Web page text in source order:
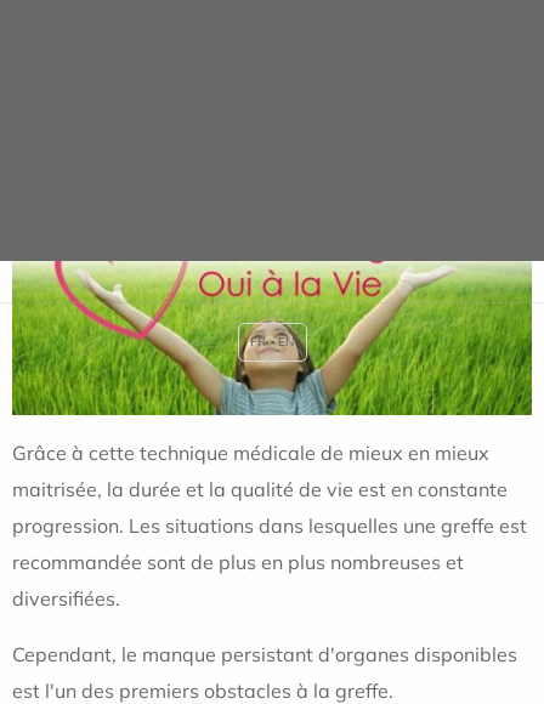
Grâce à cette technique médicale de mieux en mieux
maitrisée, la durée et la qualité de vie est en constante
progression. Les situations dans lesquelles une greffe est
recommandée sont de plus en plus nombreuses et
diversifiées.
Cependant, le manque persistant d'organes disponibles
est l'un des premiers obstacles à la greffe.
FR EN